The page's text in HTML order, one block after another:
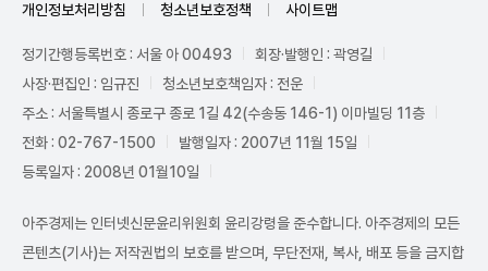
개인정보처리방침 청소년보호정책 사이트맵
정기간행등록번호 : 서울 아 00493
회장·발행인 : 곽영길
사장·편집인 : 임규진
청소년보호책임자 : 전운
주소 : 서울특별시 종로구 종로 1길 42(수송동 146-1) 이마빌딩 11층
전화 : 02-767-1500
발행일자 : 2007년 11월 15일
등록일자 : 2008년 01월10일
아주경제는 인터넷신문윤리위원회 윤리강령을 준수합니다. 아주경제의 모든
콘텐츠(기사)는 저작권법의 보호를 받으며, 무단전재, 복사, 배포 등을 금지합